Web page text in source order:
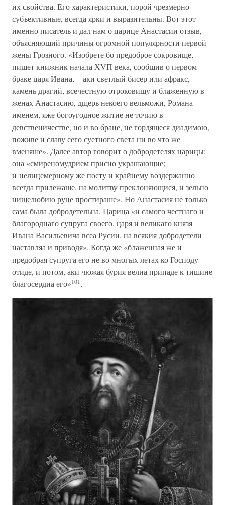
их свойства. Его характеристики, порой чрезмерно
субъективные, всегда ярки и выразительны. Вот этот
именно писатель и дал нам о царице Анастасии отзыв,
объясняющий причины огромной популярности первой
жены Грозного. «Изобрете бо предоброе сокровище, –
пишет книжник начала ХVП века, сообщив о первом
браке царя Ивана, – аки светлый бисер или афракс,
камень драгий, всечестную отроковищу и блаженную в
женах Анастасию, дщерь некоего вельможи, Романа
именем, яже богоугодное житие не точию в
девственичестве, но и во браце, не гордящеся диадимою,
поживе и славу сего суетного света ни во что же
вменяше». Далее автор говорит о добродетелях царицы:
она «смиреномудрием присно украшающие;
и нелицемерному же посту и крайнему воздержанно
всегда прилежаше, на молитву преклоняющися, и зельно
нищелюбию руце простираше». Но Анастасия не только
сама была добродетельна. Царица «и самого честнаго и
благороднаго супруга своего, царя и великаго князя
Ивана Васильевича всеа Русии, на всякия добродетели
наставляа и приводя». Когда же «блаженная же и
предобрая супруга его не во многых летах ко Господу
отиде, и потом, аки чюжая бурия велиа припаде к тишине
благосердиа его»101.